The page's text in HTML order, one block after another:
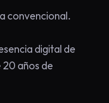
convencional.
digital de
20 años de